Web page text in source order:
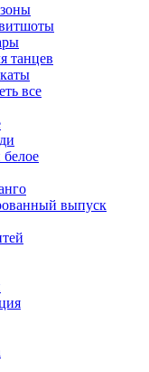
танцев
все
выпуск